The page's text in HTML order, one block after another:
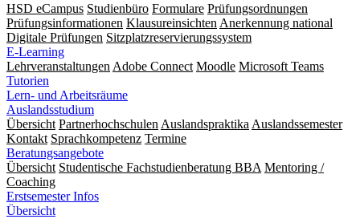
HSD eCampus Studienbüro Formulare Prüfungs­ordnungen
Prüfungs­informationen Klausureinsichten Anerkennung national
Digitale Prüfungen Sitzplatzreservierungssystem
E-Learning
Lehrveranstaltungen Adobe Connect Moodle Microsoft Teams
Tutorien
Lern- und Arbeitsräume
Auslandsstudium
Übersicht Partnerhochschulen Auslandspraktika Auslandssemester
Kontakt Sprachkompetenz Termine
Beratungsangebote
Übersicht Studentische Fachstudienberatung BBA Mentoring /
Coaching
Erstsemester Infos
Übersicht